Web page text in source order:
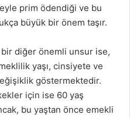
prim ödendiği ve bu
büyük bir önem taşır.
bir diğer önemli unsur ise,
yaşı, cinsiyete ve
göstermektedir.
için ise 60 yaş
bu yaştan önce emekli